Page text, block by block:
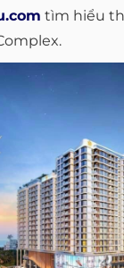
tìm hiểu